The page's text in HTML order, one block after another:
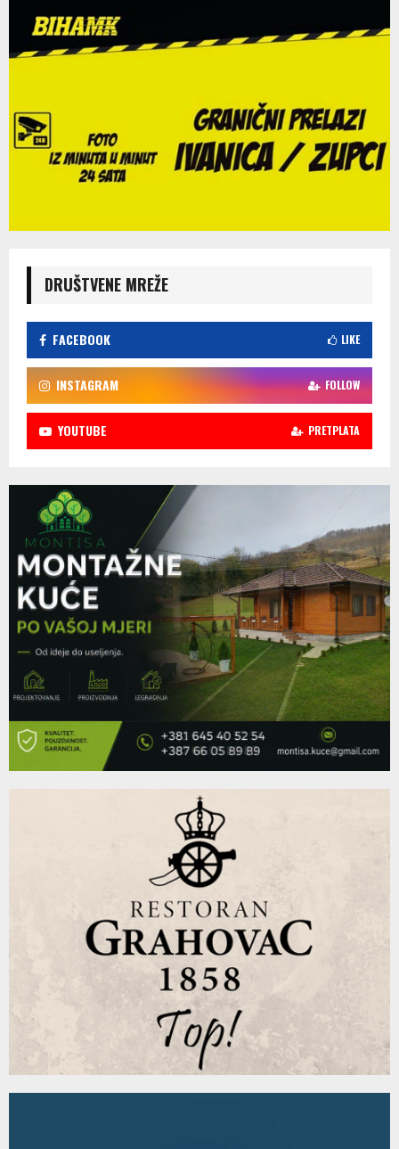
DRUŠTVENE MREŽE
FACEBOOK LIKE
INSTAGRAM FOLLOW
YOUTUBE PRETPLATA